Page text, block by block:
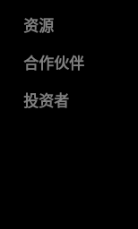
企业责任
就业机会
联系我们
新闻中心
媒体库
资源
开发中心
成功案例
合作伙伴
AMD 合作伙伴中心
投资者